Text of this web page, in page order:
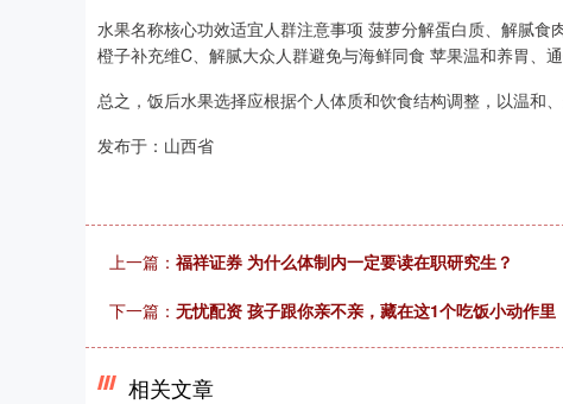
水果名称核心功效适宜人群注意事项 菠萝分解蛋白质、解腻
橙子补充维C、解腻大众人群避免与海鲜同食 苹果温和养胃、
总之，饭后水果选择应根据个人体质和饮食结构调整，以温和
发布于：山西省
上一篇： 福祥证券 为什么体制内一定要读在职研究生？
下一篇： 无忧配资 孩子跟你亲不亲，藏在这1个吃饭小动作里
相关文章